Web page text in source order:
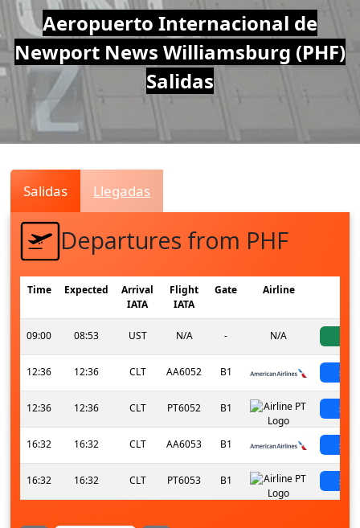
Air
Traffic
Live
Aeropuerto Internacional de
Newport News Williamsburg (PHF)
Salidas
Salidas Llegadas
Departures from PHF
Time Expected
Arrival
IATA
Flight
IATA
Gate Airline
09:00 08:53 UST N/A - N/A
12:36 12:36 CLT AA6052 B1
12:36 12:36 CLT PT6052 B1
16:32 16:32 CLT AA6053 B1
16:32 16:32 CLT PT6053 B1